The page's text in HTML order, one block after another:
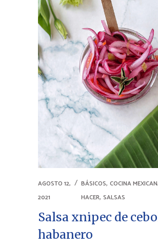
AGOSTO 12,
2021
BÁSICOS, COCINA
HACER, SALSAS
Salsa xnipec de
habanero